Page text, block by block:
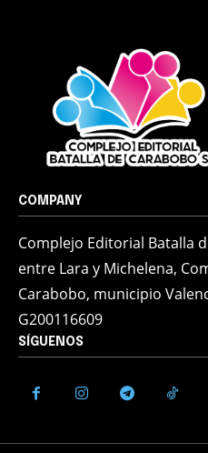
COMPANY
Complejo Editorial Batalla
entre Lara y Michelena,
Carabobo, municipio
G200116609
SÍGUENOS